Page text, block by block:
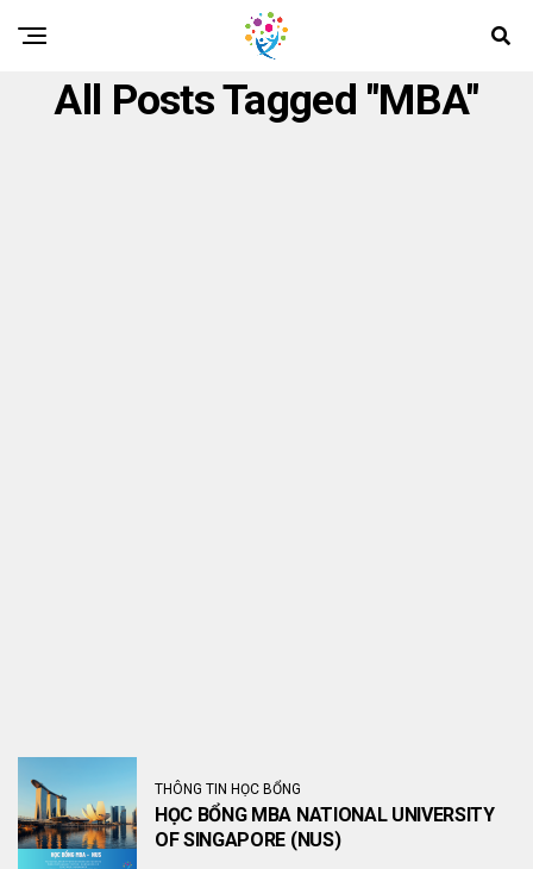
All Posts Tagged "MBA"
THÔNG TIN HỌC BỔNG
HỌC BỔNG MBA NATIONAL UNIVERSITY
OF SINGAPORE (NUS)